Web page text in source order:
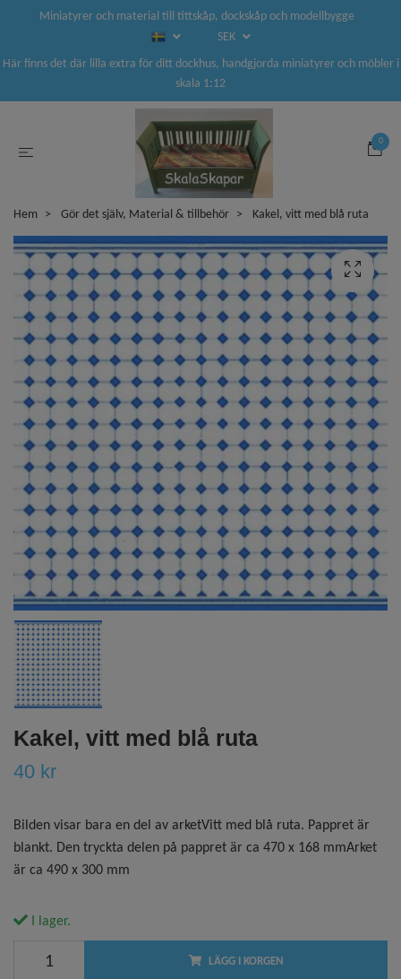
Miniatyrer och material till tittskåp, dockskåp och modellbygge
SEK
Här finns det där lilla extra för ditt dockhus, handgjorda miniatyrer och möbler i
skala 1:12
0
Hem Gör det själv, Material & tillbehör Kakel, vitt med blå ruta
Kakel, vitt med blå ruta
40 kr
Bilden visar bara en del av arketVitt med blå ruta. Pappret är
blankt. Den tryckta delen på pappret är ca 470 x 168 mmArket
är ca 490 x 300 mm
I lager.
LÄGG I KORGEN